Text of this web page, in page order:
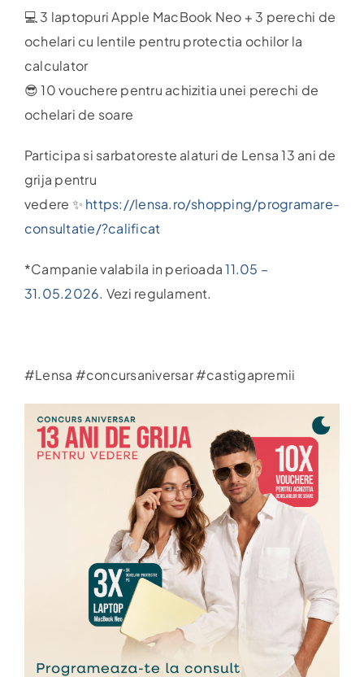
💻 3 laptopuri Apple MacBook Neo + 3 perechi de
ochelari cu lentile pentru protectia ochilor la
calculator
😎 10 vouchere pentru achizitia unei perechi de
ochelari de soare
Participa si sarbatoreste alaturi de Lensa 13 ani de
grija pentru
vedere ✨ https://lensa.ro/shopping/programare-
consultatie/?calificat
*Campanie valabila in perioada11.05 –
31.05.2026. Vezi regulament.
#Lensa #concursaniversar #castigapremii